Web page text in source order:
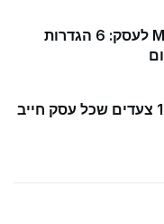
אבטחת Microsoft 365 לעסק: 6 הגדרות
אבטחת מידע לעסק: 10 צעדים שכל עסק חייב